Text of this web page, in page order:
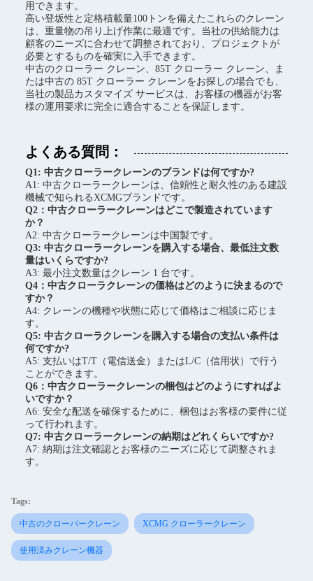
用できます。
高い登坂性と定格積載量100トンを備えたこれらのクレーン
は、重量物の吊り上げ作業に最適です。当社の供給能力は
顧客のニーズに合わせて調整されており、プロジェクトが
必要とするものを確実に入手できます。
中古のクローラー クレーン、85T クローラー クレーン、ま
たは中古の 85T クローラー クレーンをお探しの場合でも、
当社の製品カスタマイズ サービスは、お客様の機器がお客
様の運用要求に完全に適合することを保証します。
よくある質問：
Q1: 中古クローラークレーンのブランドは何ですか?
A1: 中古クローラークレーンは、信頼性と耐久性のある建設
機械で知られるXCMGブランドです。
Q2：中古クローラークレーンはどこで製造されています
か？
A2: 中古クローラークレーンは中国製です。
Q3: 中古クローラークレーンを購入する場合、最低注文数
量はいくらですか?
A3: 最小注文数量はクレーン 1 台です。
Q4：中古クローラクレーンの価格はどのように決まるので
すか？
A4: クレーンの機種や状態に応じて価格はご相談に応じま
す。
Q5: 中古クローラクレーンを購入する場合の支払い条件は
何ですか?
A5: 支払いはT/T（電信送金）またはL/C（信用状）で行う
ことができます。
Q6：中古クローラークレーンの梱包はどのようにすればよ
いですか？
A6: 安全な配送を確保するために、梱包はお客様の要件に従
って行われます。
Q7: 中古クローラークレーンの納期はどれくらいですか?
A7: 納期は注文確認とお客様のニーズに応じて調整されま
す。
Tags:
中古のクローバークレーン XCMG クローラークレーン
使用済みクレーン機器